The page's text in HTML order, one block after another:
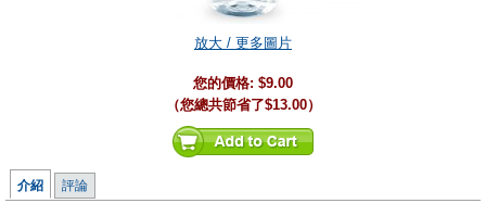
放大 / 更多圖片
您的價格: $9.00
（您總共節省了$13.00）
介紹 評論